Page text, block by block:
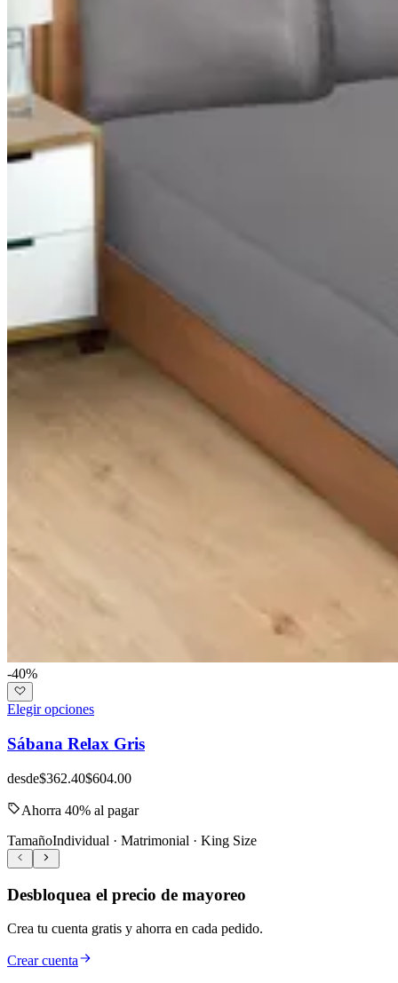
-40%
Elegir opciones
Sábana Relax Gris
desde$362.40$604.00
Ahorra 40% al pagar
TamañoIndividual · Matrimonial · King Size
Desbloquea el precio de mayoreo
Crea tu cuenta gratis y ahorra en cada pedido.
Crear cuenta